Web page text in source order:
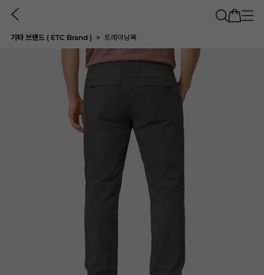
기타 브랜드 ( ETC Brand ) 트레이닝복